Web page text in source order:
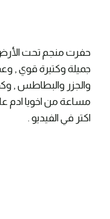
حفرت منجم تحت
جميلة وكتيرة قوي ,
والجزر والبطاطس ,
مساعة من اخويا ادم
اكتر في الفيديو .